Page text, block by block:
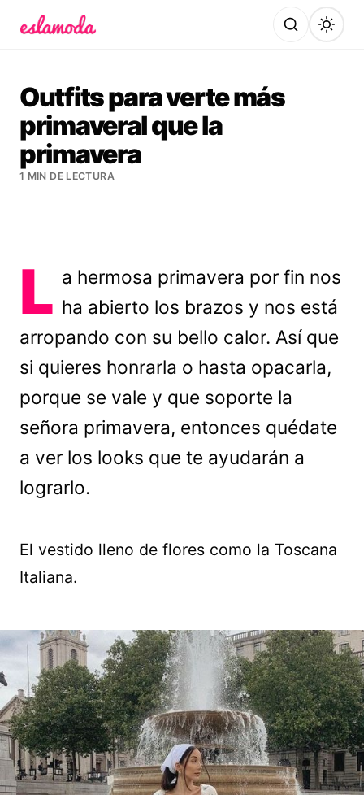
Outfits para verte más
primaveral que la
primavera
1 MIN DE LECTURA
L a hermosa primavera por fin nos
ha abierto los brazos y nos está
arropando con su bello calor. Así que
si quieres honrarla o hasta opacarla,
porque se vale y que soporte la
señora primavera, entonces quédate
a ver los looks que te ayudarán a
lograrlo.
El vestido lleno de flores como la Toscana
Italiana.